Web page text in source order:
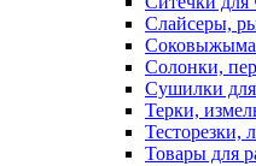
Слайсеры,
Солонки,
Сушилки
Терки,
Тесторезки,
Товары для